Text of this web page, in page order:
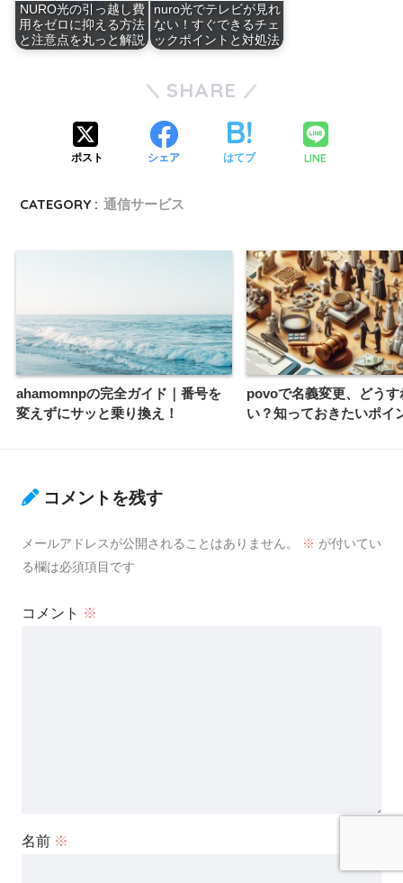
NURO光の引っ越し費
用をゼロに抑える方法
と注意点を丸っと解説
nuro光でテレビが見れ
ない！すぐできるチェ
ックポイントと対処法
SHARE
ポスト シェア はてブ LINE
CATEGORY : 通信サービス
ahamomnpの完全ガイド｜番号を
変えずにサッと乗り換え！
povoで名義変更、どうす
い？知っておきたいポイ
コメントを残す
メールアドレスが公開されることはありません。 ※ が付いてい
る欄は必須項目です
コメント ※
名前 ※